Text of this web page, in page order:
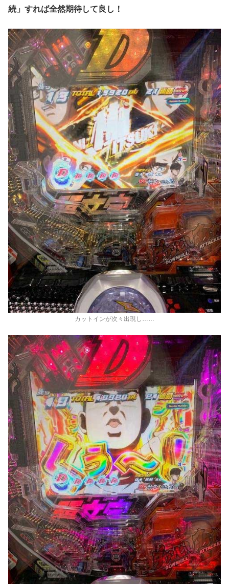
続」すれば全然期待して良し！
カットインが次々出現し……